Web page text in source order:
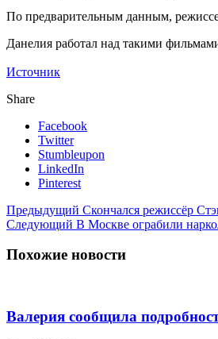
По предварительным данным,
Данелия работал над такими
Источник
Share
Facebook
Twitter
Stumbleupon
LinkedIn
Pinterest
Предыдущий Скончался режиссёр
Следующий В Москве ограбили
Похожие новости
Валерия сообщила